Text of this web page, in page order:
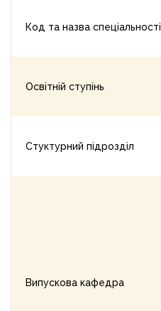
Код та назва спеціальності
Освітній ступінь
Стуктурний підрозділ
Випускова кафедра